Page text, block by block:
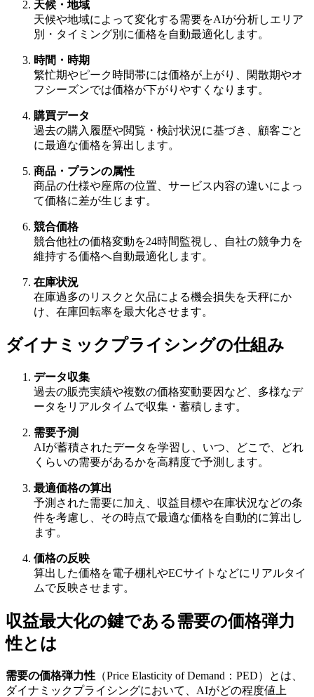
天候・地域
天候や地域によって変化する需要をAIが分析しエリア
別・タイミング別に価格を自動最適化します。
時間・時期
繁忙期やピーク時間帯には価格が上がり、閑散期やオ
フシーズンでは価格が下がりやすくなります。
購買データ
過去の購入履歴や閲覧・検討状況に基づき、顧客ごと
に最適な価格を算出します。
商品・プランの属性
商品の仕様や座席の位置、サービス内容の違いによっ
て価格に差が生じます。
競合価格
競合他社の価格変動を24時間監視し、自社の競争力を
維持する価格へ自動最適化します。
在庫状況
在庫過多のリスクと欠品による機会損失を天秤にか
け、在庫回転率を最大化させます。
ダイナミックプライシングの仕組み
データ収集
過去の販売実績や複数の価格変動要因など、多様なデ
ータをリアルタイムで収集・蓄積します。
需要予測
AIが蓄積されたデータを学習し、いつ、どこで、どれ
くらいの需要があるかを高精度で予測します。
最適価格の算出
予測された需要に加え、収益目標や在庫状況などの条
件を考慮し、その時点で最適な価格を自動的に算出し
ます。
価格の反映
算出した価格を電子棚札やECサイトなどにリアルタイ
ムで反映させます。
収益最大化の鍵である需要の価格弾力
性とは
需要の価格弾力性 （Price Elasticity of Demand：PED）とは、
ダイナミックプライシングにおいて、AIがどの程度値上